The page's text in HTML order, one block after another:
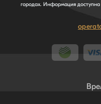
городах. Информация